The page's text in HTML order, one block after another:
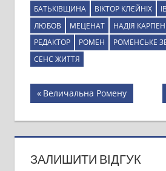
БАТЬКІВЩИНА ВІКТОР КЛЄЙНІХ
ЛЮБОВ
МЕЦЕНАТ НАДІЯ
РЕДАКТОР
РОМЕН
РОМЕНСЬКЕ
СЕНС ЖИТТЯ
Навігація
записів
Previous
Величальна Ромену
ЗАЛИШИТИ ВІДГУК